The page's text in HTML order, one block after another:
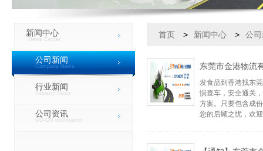
新闻中心
News Center
公司新闻
Company News
行业新闻
Industry News
公司资讯
GO-ON information
首页 > 新闻中心 > 公
东莞市金港物流
发食品到香港找东
惧查车，安全通关
方案。只要包含成
您的后顾之忧，欢